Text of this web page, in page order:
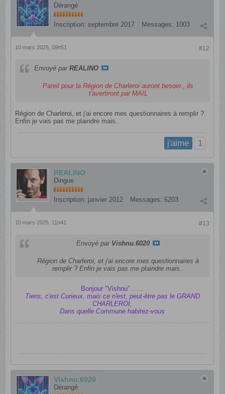
Dérangé
Inscription: septembre 2017 Messages: 1003
#12
10 mars 2025, 09h51
Envoyé parREALINO
Pareil pour la Région de Charleroi auront besoin , ils
t'avertiront par MAIL
Région de Charleroi, et j'ai encore mes questionnaires à remplir ?
Enfin je vais pas me plaindre mais..
j'aime 1
REALINO
Dingue
Inscription: janvier 2012 Messages: 6203
#13
10 mars 2025, 11h41
Envoyé par Vishnu.6020
Région de Charleroi, et j'ai encore mes questionnaires à
remplir ? Enfin je vais pas me plaindre mais..
Bonjour "Vishnu" ......
Tiens, c'est Curieux, mais ce n'est, peut-être pas le GRAND
CHARLEROI,
Dans quelle Commune habitez-vous
Vishnu.6020
Dérangé